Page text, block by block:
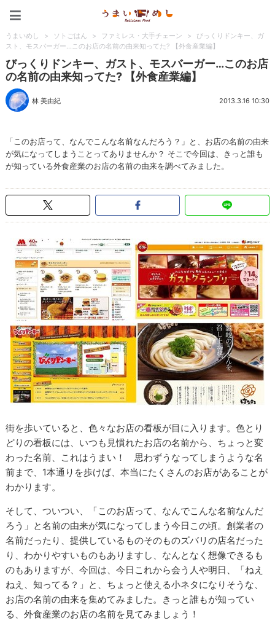
うまいめし > ソトごはん > ファミレス・大手チェーン >
びっくりドンキー、ガ
スト、モスバーガー…このお店の名前の由来知ってた? 【外食産業編】
びっくりドンキー、ガスト、モスバーガー…このお店
の名前の由来知ってた? 【外食産業編】
林 美由紀 2013.3.16 10:30
「このお店って、なんでこんな名前なんだろう？」と、お店の名前の由来
が気になってしまうことってありませんか？ そこで今回は、きっと誰も
が知っている外食産業のお店の名前の由来を調べてみました。
街を歩いていると、色々なお店の看板が目に入ります。色とり
どりの看板には、いつも見慣れたお店の名前から、ちょっと変
わった名前、これはうまい！ 思わずうなってしまうような名
前まで、1本通りを歩けば、本当にたくさんのお店があることが
わかります。
そして、ついつい、「このお店って、なんでこんな名前なんだ
ろう」と名前の由来が気になってしまう今日この頃。創業者の
名前だったり、提供しているものそのものズバリの店名だった
り、わかりやすいものもありますし、なんとなく想像できるも
のもありますが、今回は、今日これから会う人や明日、「ねえ
ねえ、知ってる？」と、ちょっと使える小ネタになりそうな、
お店の名前の由来を集めてみました。きっと誰もが知ってい
る、外食産業のお店の名前を見てみましょう！